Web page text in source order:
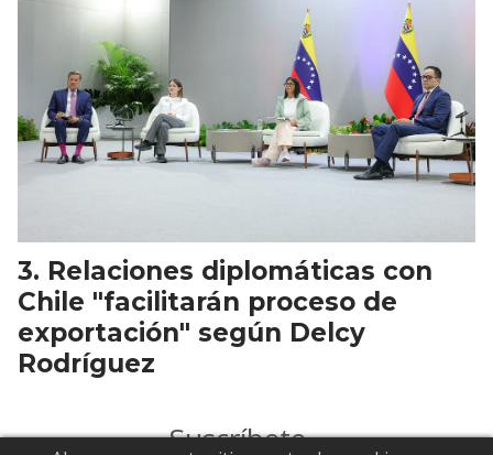
Relaciones diplomáticas con
Chile "facilitarán proceso de
exportación" según Delcy
Rodríguez
Suscríbete